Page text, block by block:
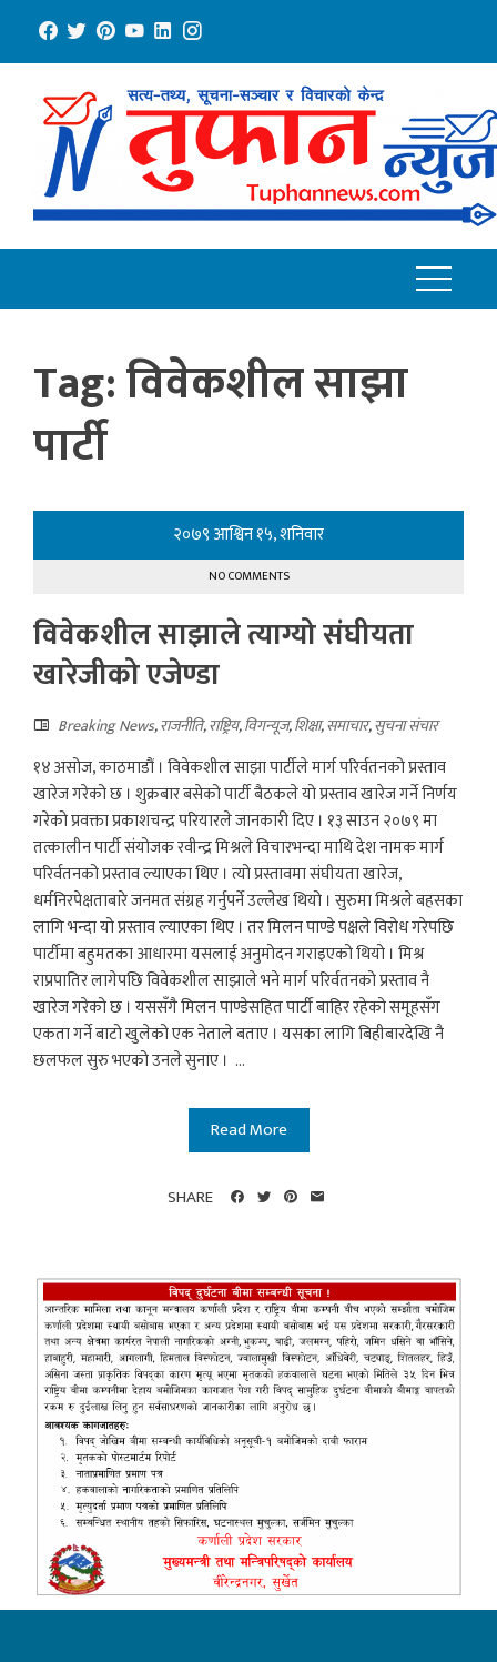
content
Tag:विवेकशील साझा
पार्टी
२०७९ आश्विन १५, शनिवार
NO COMMENTS
विवेकशील साझाले त्याग्यो संघीयता
खारेजीको एजेण्डा
Breaking News,राजनीति,राष्ट्रिय,विगन्यूज,शिक्षा,समाचार,सुचना संचार
१४ असोज, काठमाडौं । विवेकशील साझा पार्टीले मार्ग परिर्वतनको प्रस्ताव
खारेज गरेको छ । शुक्रबार बसेको पार्टी बैठकले यो प्रस्ताव खारेज गर्ने निर्णय
गरेको प्रवक्ता प्रकाशचन्द्र परियारले जानकारी दिए । १३ साउन २०७९ मा
तत्कालीन पार्टी संयोजक रवीन्द्र मिश्रले विचारभन्दा माथि देश नामक मार्ग
परिर्वतनको प्रस्ताव ल्याएका थिए । त्यो प्रस्तावमा संघीयता खारेज,
धर्मनिरपेक्षताबारे जनमत संग्रह गर्नुपर्ने उल्लेख थियो । सुरुमा मिश्रले बहसका
लागि भन्दा यो प्रस्ताव ल्याएका थिए । तर मिलन पाण्डे पक्षले विरोध गरेपछि
पार्टीमा बहुमतका आधारमा यसलाई अनुमोदन गराइएको थियो । मिश्र
राप्रपातिर लागेपछि विवेकशील साझाले भने मार्ग परिर्वतनको प्रस्ताव नै
खारेज गरेको छ । यससँगै मिलन पाण्डेसहित पार्टी बाहिर रहेको समूहसँग
एकता गर्ने बाटो खुलेको एक नेताले बताए । यसका लागि बिहीबारदेखि नै
छलफल सुरु भएको उनले सुनाए । ...
Read More
SHARE